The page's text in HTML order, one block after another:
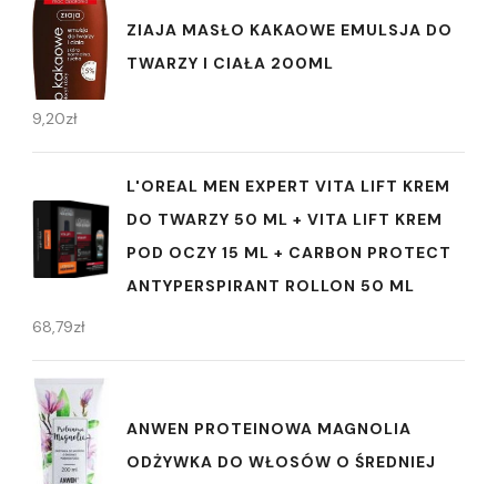
ZIAJA MASŁO KAKAOWE EMULSJA DO
TWARZY I CIAŁA 200ML
9,20zł
L'OREAL MEN EXPERT VITA LIFT KREM
DO TWARZY 50 ML + VITA LIFT KREM
POD OCZY 15 ML + CARBON PROTECT
ANTYPERSPIRANT ROLLON 50 ML
68,79zł
ANWEN PROTEINOWA MAGNOLIA
ODŻYWKA DO WŁOSÓW O ŚREDNIEJ